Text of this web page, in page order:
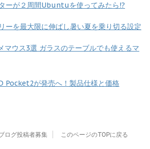
ーが２周間Ubuntuを使ってみたら!?
を最大限に伸ばし暑い夏を乗り切る設定
マウス3選 ガラスのテーブルでも使えるマ
Pocket2が発売へ！製品仕様と価格
ログ投稿者募集 このページのTOPに戻る